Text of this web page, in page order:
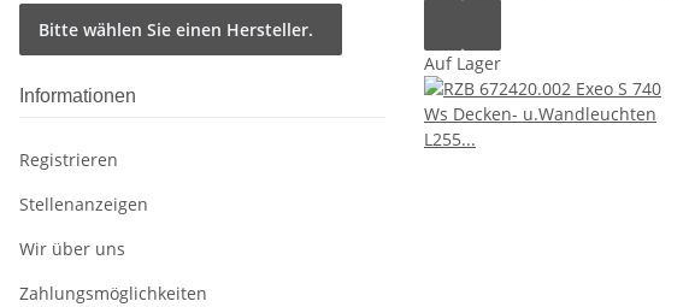
Auf Lager
Bitte wählen Sie einen Hersteller.
Informationen
Registrieren
Stellenanzeigen
Wir über uns
Zahlungsmöglichkeiten